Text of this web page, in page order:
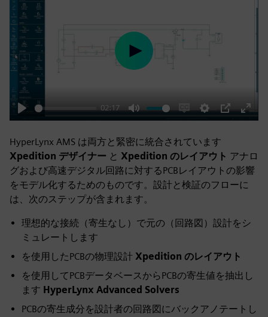
Play
02:17
Mute
Enable
captions
Settings
PIP
Enter
Play
HyperLynx AMS は両方と緊密に統合されています
Xpedition デザイナー と Xpedition のレイアウト アナロ
グおよび高速デジタル回路に対するPCBレイアウトの影響
をモデル化するためのものです。設計と検証のフローに
は、次のステップが含まれます。
理想的な接続（寄生なし）で元の（回路図）設計をシ
ミュレートします
を使用したPCBの物理設計 Xpedition のレイアウト
を使用してPCBデータベースからPCBの寄生値を抽出し
ます HyperLynx Advanced Solvers
PCBの寄生成分を設計者の回路図にバックアノテートし